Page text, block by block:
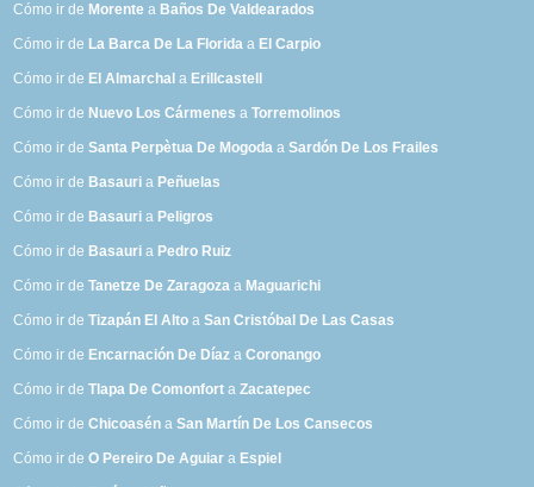
Cómo ir de Morente a Baños De Valdearados
Cómo ir de La Barca De La Florida a El Carpio
Cómo ir de El Almarchal a Erillcastell
Cómo ir de Nuevo Los Cármenes aTorremolinos
Cómo ir deSanta Perpètua De Mogoda aSardón De Los Frailes
Cómo ir de Basauri a Peñuelas
Cómo ir de Basauri a Peligros
Cómo ir de Basauri a Pedro Ruiz
Cómo ir deTanetze De Zaragoza a Maguarichi
Cómo ir deTizapán El Alto aSan Cristóbal De Las Casas
Cómo ir de Encarnación De Díaz aCoronango
Cómo ir deTlapa De Comonfort aZacatepec
Cómo ir deChicoasén aSan Martín De Los Cansecos
Cómo ir deO Pereiro De Aguiar a Espiel